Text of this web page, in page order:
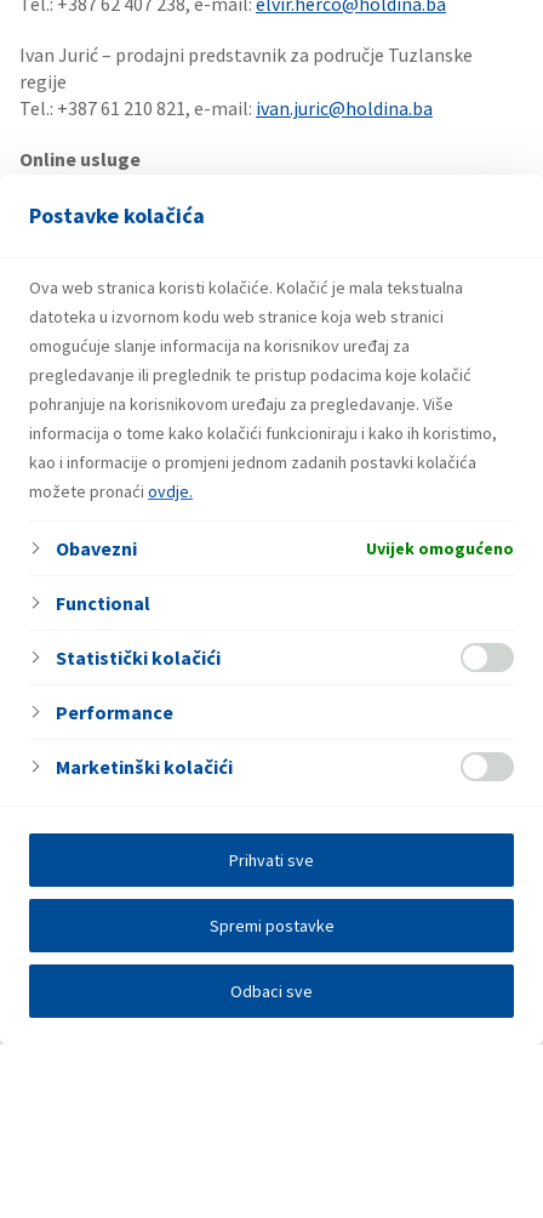
Postavke kolačića
Ova web stranica koristi kolačiće. Kolačić je mala tekstualna
datoteka u izvornom kodu web stranice koja web stranici
omogućuje slanje informacija na korisnikov uređaj za
pregledavanje ili preglednik te pristup podacima koje kolačić
pohranjuje na korisnikovom uređaju za pregledavanje. Više
informacija o tome kako kolačići funkcioniraju i kako ih koristimo,
kao i informacije o promjeni jednom zadanih postavki kolačića
možete pronaći ovdje.
Obavezni Uvijek omogućeno
Functional
Statistički kolačići
Performance
Marketinški kolačići
Odbaci sve
Spremi postavke
Prihvati sve
Ivan Jurić – prodajni predstavnik za područje Tuzlanske
regije
Tel.: +387 61 210 821, e-mail: ivan.juric@holdina.ba
Online usluge
Korisnicima je na raspolaganju i
nefakturiranih troškova te uvid u stanje računa, uvid u stanje
potrošnje mjesečnog limita, te mogućnost limitiranja
pojedinih kartica, pregled računa iz prethodnih razdoblja te
preuzimanje stavki računa radi daljeg korištenja podataka u
informacijskom sistemu kupca.
Ovim putem moguća je i aktivacija e-računa, kao i dostava
raznih specifikacija učinjenih transakcija, a aktuelna je i
posebna pogodnost: